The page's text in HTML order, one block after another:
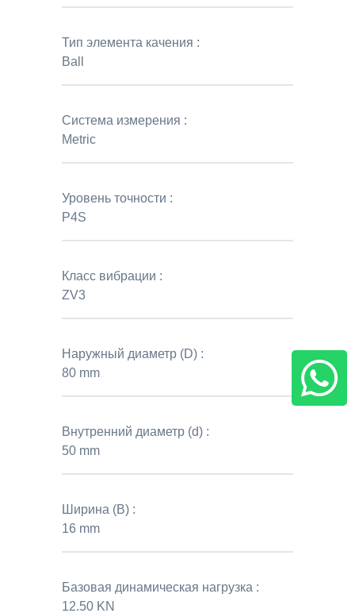
Тип элемента качения :
Ball
Система измерения :
Metric
Уровень точности :
P4S
Класс вибрации :
ZV3
Наружный диаметр (D) :
80 mm
Внутренний диаметр (d) :
50 mm
Ширина (B) :
16 mm
Базовая динамическая нагрузка :
12.50 KN